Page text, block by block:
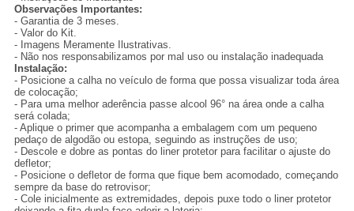
Observações Importantes:
- Garantia de 3 meses.
- Valor do Kit.
- Imagens Meramente Ilustrativas.
- Não nos responsabilizamos por mal uso ou instalação inadequada
Instalação:
- Posicione a calha no veículo de forma que possa visualizar toda área
de colocação;
- Para uma melhor aderência passe alcool 96° na área onde a calha
será colada;
- Aplique o primer que acompanha a embalagem com um pequeno
pedaço de algodão ou estopa, seguindo as instruções de uso;
- Descole e dobre as pontas do liner protetor para facilitar o ajuste do
defletor;
- Posicione o defletor de forma que fique bem acomodado, começando
sempre da base do retrovisor;
- Cole inicialmente as extremidades, depois puxe todo o liner protetor